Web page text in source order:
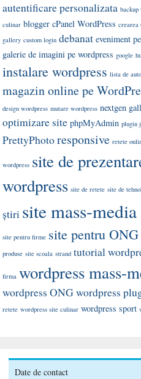
autentificare personalizata backup
culinar blogger cPanel WordPress crearea
gallery custom login debanat eveniment
galerie de imagini pe wordpress google
instalare wordpress lista de
magazin online pe
design wordpress mutare wordpress nextgen
optimizare site phpMyAdmin plugin
PrettyPhotoresponsive retete
wordpress site de
wordpress site de retete site de
știri site mass-
site pentru firme site pentru ONG
produse site scoala strand tutorial
firma wordpress mass-
wordpress ONGwordpress
retete wordpress site culinar wordpress sport
Date de contact